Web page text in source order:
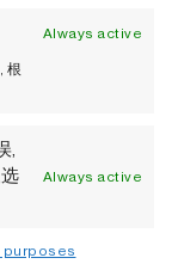
Always active
根
,
Always active
purposes